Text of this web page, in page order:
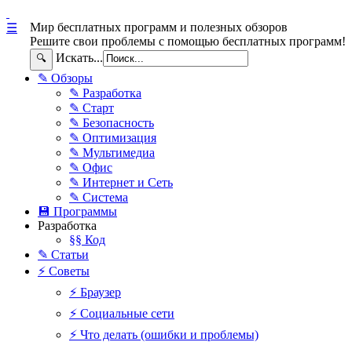
Мир бесплатных программ и полезных обзоров
Решите свои проблемы с помощью бесплатных программ!
🔍 Искать...
☰
✎ Обзоры
✎ Разработка
✎ Старт
✎ Безопасность
✎ Оптимизация
✎ Мультимедиа
✎ Офис
✎ Интернет и Сеть
✎ Система
💾 Программы
Разработка
§§ Код
✎ Статьи
⚡ Советы
⚡ Браузер
⚡ Социальные сети
⚡ Что делать (ошибки и проблемы)